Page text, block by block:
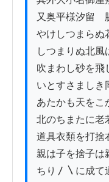
又奥平様汐留ゟ
やけしつまらぬ
しつまりぬ北風
吹まわし砂を飛
いとすさましき
あたかも天をこ
北のちまたに老
道具衣類を打捨
親は子を捨子は
ちり〳〵に成て